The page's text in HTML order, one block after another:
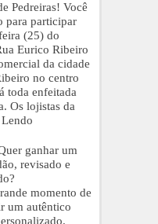
Pedreiras! Você
para participar
(25) do
Eurico Ribeiro
da cidade
no centro
toda enfeitada
Os lojistas da
ganhar um
revisado e
momento de
um autêntico